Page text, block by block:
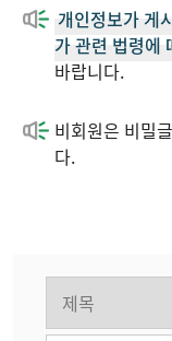
English
개인정보가 게
가 관련 법령에
바랍니다.
비회원은 비밀
다.